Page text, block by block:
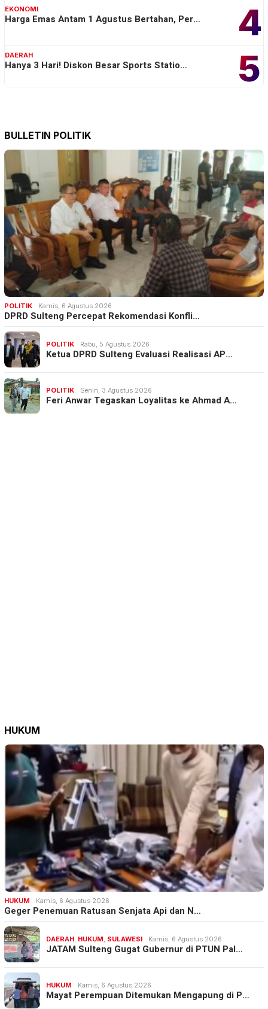
4
EKONOMI
Harga Emas Antam 1 Agustus Bertahan, Per…
5
DAERAH
Hanya 3 Hari! Diskon Besar Sports Statio…
BULLETIN POLITIK
POLITIK Kamis, 6 Agustus 2026
DPRD Sulteng Percepat Rekomendasi Konfli…
POLITIK Rabu, 5 Agustus 2026
Ketua DPRD Sulteng Evaluasi Realisasi AP…
POLITIK Senin, 3 Agustus 2026
Feri Anwar Tegaskan Loyalitas ke Ahmad A…
HUKUM
HUKUM Kamis, 6 Agustus 2026
Geger Penemuan Ratusan Senjata Api dan N…
DAERAH, HUKUM, SULAWESI Kamis, 6 Agustus 2026
JATAM Sulteng Gugat Gubernur di PTUN Pal…
HUKUM Kamis, 6 Agustus 2026
Mayat Perempuan Ditemukan Mengapung di P…